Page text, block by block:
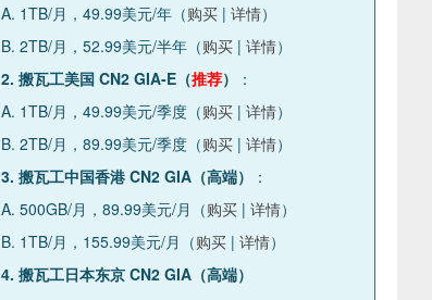
A. 1TB/月，49.99美元/年（购买 | 详情）
B. 2TB/月，52.99美元/半年（购买 | 详情）
2. 搬瓦工美国 CN2 GIA-E（推荐）
：
A. 1TB/月，49.99美元/季度（购买 | 详情）
B. 2TB/月，89.99美元/季度（购买 | 详情）
3. 搬瓦工中国香港 CN2 GIA（高端）
：
A. 500GB/月，89.99美元/月（购买 | 详情）
B. 1TB/月，155.99美元/月（购买 | 详情）
4. 搬瓦工日本东京 CN2 GIA（高端）